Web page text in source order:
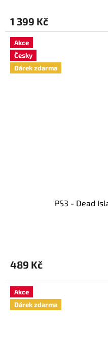
1 399 Kč
Akce
Česky
Dárek zdarma
PS3 - Dead
489 Kč
Akce
Dárek zdarma